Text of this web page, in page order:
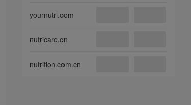
yournutri.com
nutricare.cn
nutrition.com.cn